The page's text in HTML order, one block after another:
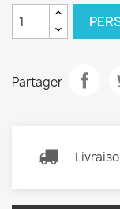
Partager